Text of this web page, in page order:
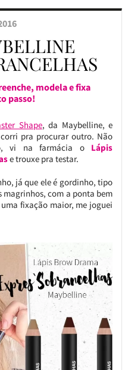
modela e fixa
passo!
Shape, da Maybelline, e
pra procurar outro. Não
vi na farmácia oLápis
e trouxe pra testar.
já que ele é gordinho, tipo
magrinhos, com a ponta bem
uma fixação maior, me joguei